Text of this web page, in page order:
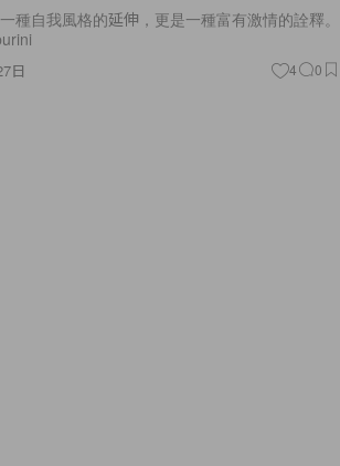
種自我風格的延伸，更是一種富有激情的詮釋。
日 4 0